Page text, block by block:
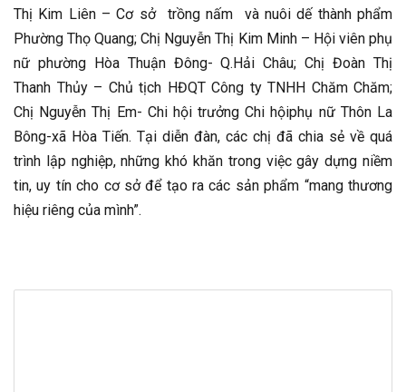
Thị Kim Liên – Cơ sở trồng nấm và nuôi dế thành phẩm
Phường Thọ Quang; Chị Nguyễn Thị Kim Minh – Hội viên phụ
nữ phường Hòa Thuận Đông- Q.Hải Châu; Chị Đoàn Thị
Thanh Thủy – Chủ tịch HĐQT Công ty TNHH Chăm Chăm;
Chị Nguyễn Thị Em- Chi hội trưởng Chi hộiphụ nữ Thôn La
Bông-xã Hòa Tiến. Tại diễn đàn, các chị đã chia sẻ về quá
trình lập nghiệp, những khó khăn trong việc gây dựng niềm
tin, uy tín cho cơ sở để tạo ra các sản phẩm “mang thương
hiệu riêng của mình”.